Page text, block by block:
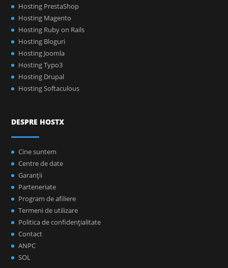
Hosting PrestaShop
Hosting Magento
Hosting Ruby on Rails
Hosting Bloguri
Hosting Joomla
Hosting Typo3
Hosting Drupal
Hosting Softaculous
DESPRE HOSTX
Cine suntem
Centre de date
Garanţii
Parteneriate
Program de afiliere
Termeni de utilizare
Politica de confidenţialitate
Contact
ANPC
SOL